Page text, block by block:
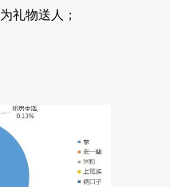
礼物送人；